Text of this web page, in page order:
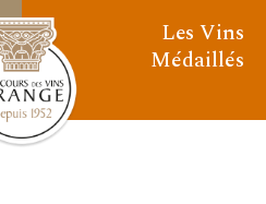
Les Vins
Médaillés